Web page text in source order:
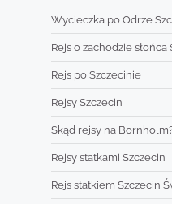
Wycieczka po Odrze
Rejs o zachodzie słońca
Rejs po Szczecinie
Rejsy Szczecin
Skąd rejsy na
Rejsy statkami Szczecin
Rejs statkiem Szczecin